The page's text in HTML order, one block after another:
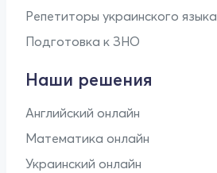
Репетиторы украинского языка
Подготовка к ЗНО
Наши решения
Английский онлайн
Математика онлайн
Украинский онлайн